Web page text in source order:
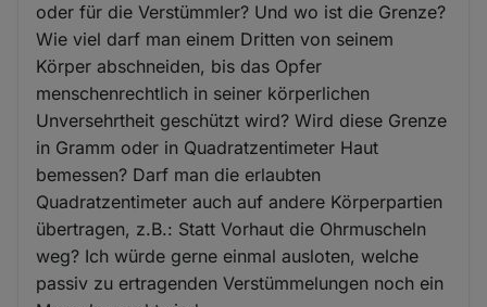
oder für die Verstümmler? Und wo ist die Grenze?
Wie viel darf man einem Dritten von seinem
Körper abschneiden, bis das Opfer
menschenrechtlich in seiner körperlichen
Unversehrtheit geschützt wird? Wird diese Grenze
in Gramm oder in Quadratzentimeter Haut
bemessen? Darf man die erlaubten
Quadratzentimeter auch auf andere Körperpartien
übertragen, z.B.: Statt Vorhaut die Ohrmuscheln
weg? Ich würde gerne einmal ausloten, welche
passiv zu ertragenden Verstümmelungen noch ein